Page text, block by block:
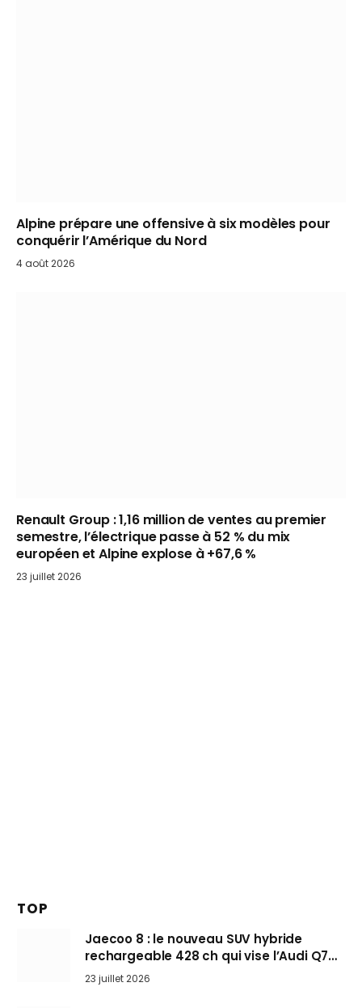
Alpine prépare une offensive à six modèles pour
conquérir l’Amérique du Nord
4 août 2026
Renault Group : 1,16 million de ventes au premier
semestre, l’électrique passe à 52 % du mix
européen et Alpine explose à +67,6 %
23 juillet 2026
TOP
Jaecoo 8 : le nouveau SUV hybride
rechargeable 428 ch qui vise l’Audi Q7
arrive en Europe cet automne
23 juillet 2026